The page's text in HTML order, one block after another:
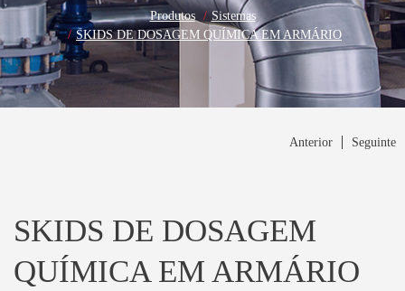
Produtos
Sistemas
SKIDS DE DOSAGEM QUÍMICA EM ARMÁRIO
Anterior Seguinte
SKIDS DE DOSAGEM
QUÍMICA EM ARMÁRIO